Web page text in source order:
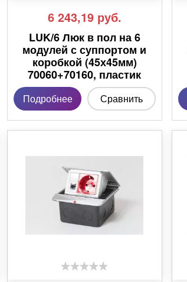
6 243,19 руб.
LUK/6 Люк в пол на 6
модулей с суппортом и
коробкой (45х45мм)
70060+70160, пластик
Подробнее Сравнить